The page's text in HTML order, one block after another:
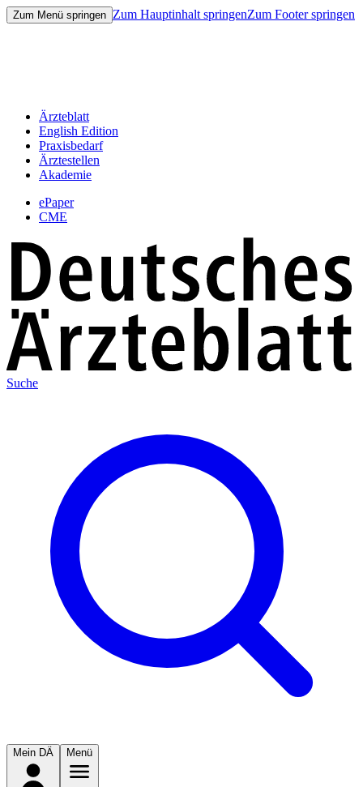
Zum Menü springen Zum Hauptinhalt springenZum Footer springen
Ärzteblatt
English Edition
Praxisbedarf
Ärztestellen
Akademie
ePaper
CME
Suche
Mein DÄ Menü